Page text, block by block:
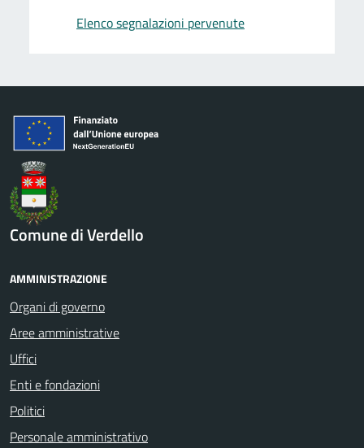
Elenco segnalazioni pervenute
Comune di Verdello
AMMINISTRAZIONE
Organi di governo
Aree amministrative
Uffici
Enti e fondazioni
Politici
Personale amministrativo